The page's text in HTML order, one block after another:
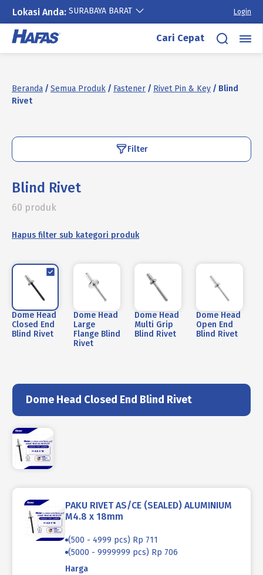
Lokasi Anda: SURABAYA BARAT Login
Lewati
konten
Cari Cepat
Beranda / Semua Produk / Fastener / Rivet Pin & Key / Blind
Rivet
Filter
Blind Rivet
60 produk
Hapus filter sub kategori produk
Dome Head
Closed End
Blind Rivet
Dome Head
Large
Flange Blind
Rivet
Dome Head
Multi Grip
Blind Rivet
Dome Head
Open End
Blind Rivet
Dome Head Closed End Blind Rivet
PAKU RIVET AS/CE (SEALED) ALUMINIUM
M4.8 x 18mm
(500 - 4999 pcs) Rp 711
(5000 - 9999999 pcs) Rp 706
Harga